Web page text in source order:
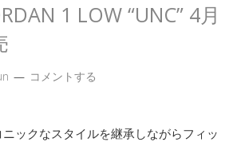
1 LOW “UNC” 4月
コメントする
ックなスタイルを継承しながらフィッ